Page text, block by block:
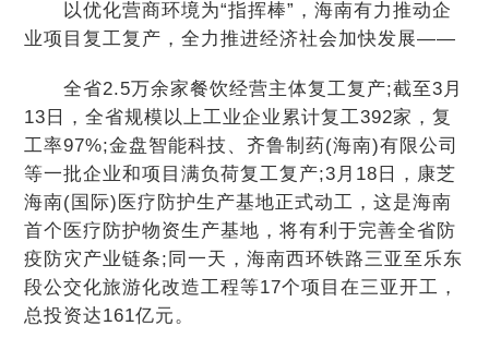
以优化营商环境为“指挥棒”，海南有力推动企
业项目复工复产，全力推进经济社会加快发展——
全省2.5万余家餐饮经营主体复工复产;截至3月
13日，全省规模以上工业企业累计复工392家，复
工率97%;金盘智能科技、齐鲁制药(海南)有限公司
等一批企业和项目满负荷复工复产;3月18日，康芝
海南(国际)医疗防护生产基地正式动工，这是海南
首个医疗防护物资生产基地，将有利于完善全省防
疫防灾产业链条;同一天，海南西环铁路三亚至乐东
段公交化旅游化改造工程等17个项目在三亚开工，
总投资达161亿元。